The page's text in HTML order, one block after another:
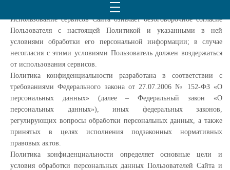
, далее Сайт
Использование сервисов Сайта означает безоговорочное согласие
Пользователя с настоящей Политикой и указанными в ней
условиями обработки его персональной информации; в случае
несогласия с этими условиями Пользователь должен воздержаться
от использования сервисов.
Политика конфиденциальности разработана в соответствии с
требованиями Федерального закона от 27.07.2006 № 152-ФЗ «О
персональных данных» (далее – Федеральный закон «О
персональных данных»), иных федеральных законов,
регулирующих вопросы обработки персональных данных, а также
принятых в целях исполнения подзаконных нормативных
правовых актов.
Политика конфиденциальности определяет основные цели и
условия обработки персональных данных Пользователей Сайта и